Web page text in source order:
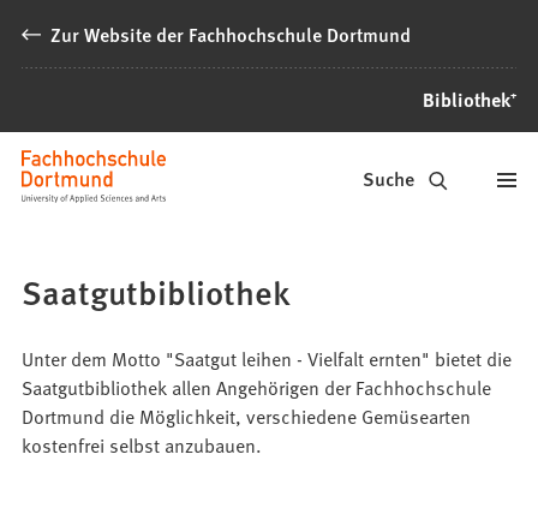
Inhalt anspringen
Zur Website der Fachhochschule Dortmund
Bibliothek⁺
Bibliothek⁺
Suche
Saatgutbibliothek
Unter dem Motto "Saatgut leihen - Vielfalt ernten" bietet die
Saatgutbibliothek allen Angehörigen der Fachhochschule
Dortmund die Möglichkeit, verschiedene Gemüsearten
kostenfrei selbst anzubauen.